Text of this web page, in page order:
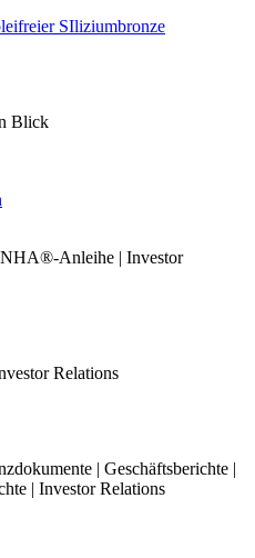
Blick
Anleihe | Investor
Relations
| Geschäftsberichte |
| Investor Relations